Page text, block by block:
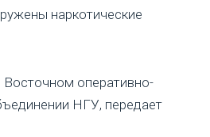
наркотические
Восточном оперативно-
НГУ, передает